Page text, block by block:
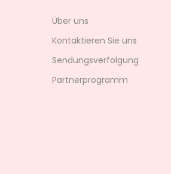
Über uns
Kontaktieren Sie uns
Sendungsverfolgung
Partnerprogramm